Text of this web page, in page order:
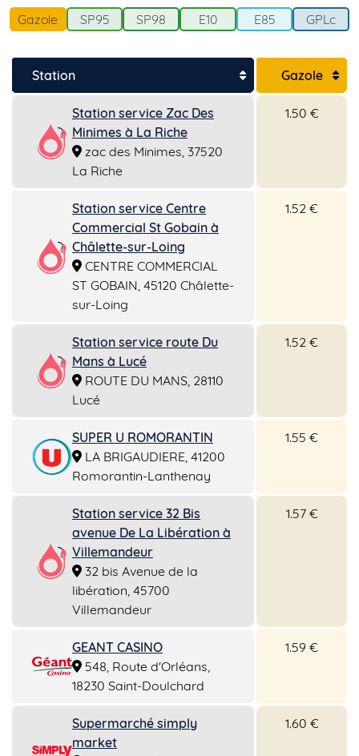
Gazole SP95 SP98 E10 E85 GPLc
Station Gazole
Station service Zac Des
Minimes à La Riche
zac des Minimes, 37520
La Riche
1.50 €
Station service Centre
Commercial St Gobain à
Châlette-sur-Loing
CENTRE COMMERCIAL
ST GOBAIN, 45120 Châlette-
sur-Loing
1.52 €
Station service route Du
Mans à Lucé
ROUTE DU MANS, 28110
Lucé
1.52 €
SUPER U ROMORANTIN
LA BRIGAUDIERE, 41200
Romorantin-Lanthenay
1.55 €
Station service 32 Bis
avenue De La Libération à
Villemandeur
32 bis Avenue de la
libération, 45700
Villemandeur
1.57 €
GEANT CASINO
548, Route d'Orléans,
18230 Saint-Doulchard
1.59 €
Supermarché simply
market
1.60 €